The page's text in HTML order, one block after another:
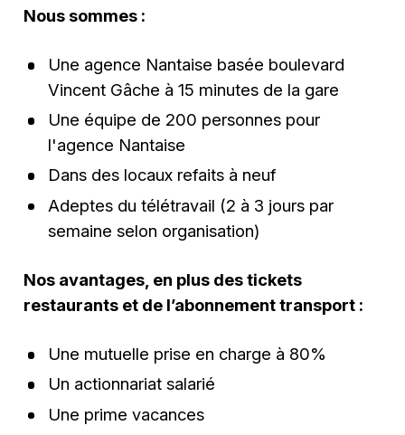
Nous sommes :
Une agence Nantaise basée boulevard
Vincent Gâche à 15 minutes de la gare
Une équipe de 200 personnes pour
l'agence Nantaise
Dans des locaux refaits à neuf
Adeptes du télétravail (2 à 3 jours par
semaine selon organisation)
Nos avantages, en plus des tickets
restaurants et de l’abonnement transport :
Une mutuelle prise en charge à 80%
Un actionnariat salarié
Une prime vacances